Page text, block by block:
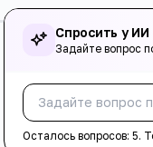
Спросить у ИИ
Задайте вопрос
Осталось вопросов:5.